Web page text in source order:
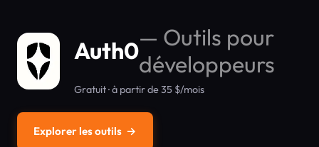
Auth0— Outils pour
développeurs
Gratuit · à partir de 35 $/mois
Explorer les outils →